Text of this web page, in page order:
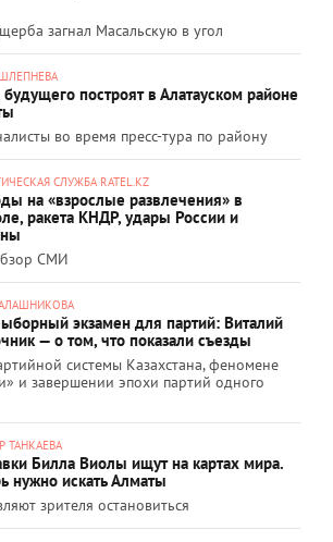
загнал Масальскую в угол
будущего построят в Алатауском районе
во время пресс-тура по району
СЛУЖБА RATEL.KZ
на «взрослые развлечения» в
ракета КНДР, удары России и
СМИ
экзамен для партий: Виталий
— о том, что показали съезды
системы Казахстана, феномене
и завершении эпохи партий одного
ТАНКАЕВА
Билла Виолы ищут на картах мира.
нужно искать Алматы
зрителя остановиться